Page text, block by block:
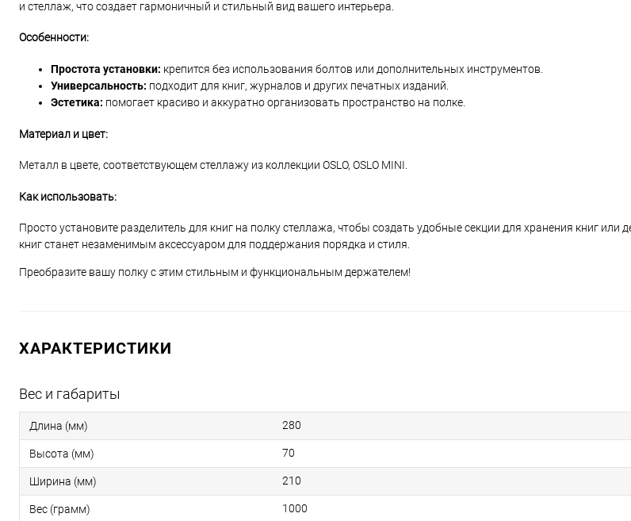
и стеллаж, что создает гармоничный и стильный вид вашего интерьера.
Особенности:
Простота установки: крепится без использования болтов или дополнительных инструментов.
Универсальность: подходит для книг, журналов и других печатных изданий.
Эстетика: помогает красиво и аккуратно организовать пространство на полке.
Материал и цвет:
Металл в цвете, соответствующем стеллажу из коллекции OSLO, OSLO MINI.
Как использовать:
Просто установите разделитель для книг на полку стеллажа, чтобы создать удобные секции для хранения книг или
книг станет незаменимым аксессуаром для поддержания порядка и стиля.
Преобразите вашу полку с этим стильным и функциональным держателем!
ХАРАКТЕРИСТИКИ
Вес и габариты
Длина (мм) 280
Высота (мм) 70
Ширина (мм) 210
Вес (грамм) 1000